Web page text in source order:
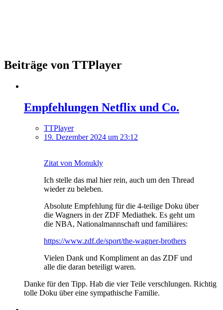
Beiträge von TTPlayer
Empfehlungen Netflix und Co.
TTPlayer
19. Dezember 2024 um 23:12
Zitat von Monukly
Ich stelle das mal hier rein, auch um den Thread
wieder zu beleben.
Absolute Empfehlung für die 4-teilige Doku über
die Wagners in der ZDF Mediathek. Es geht um
die NBA, Nationalmannschaft und familiäres:
https://www.zdf.de/sport/the-wagner-brothers
Vielen Dank und Kompliment an das ZDF und
alle die daran beteiligt waren.
Danke für den Tipp. Hab die vier Teile verschlungen. Richtig
tolle Doku über eine sympathische Familie.